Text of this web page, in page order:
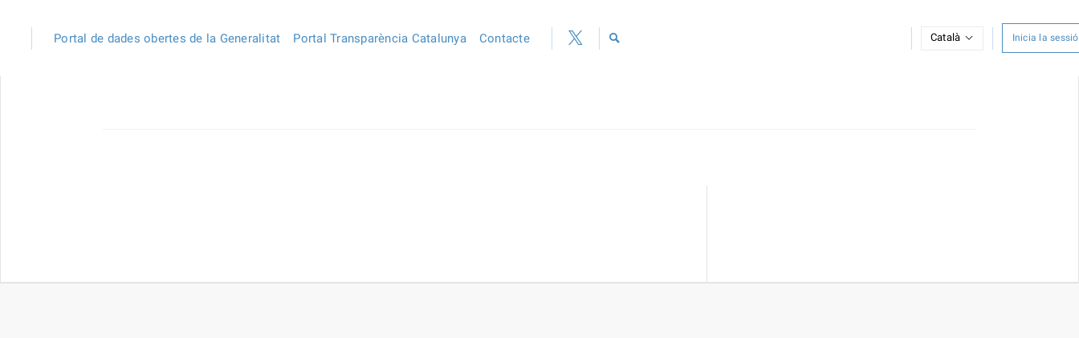
Portal de dades obertes de la Generalitat Portal Transparència Catalunya Contacte Català Inicia la sessió